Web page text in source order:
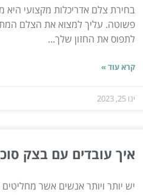
בחירת צלם אדריכלות מקצועי היא
פשוטה. עליך למצוא את הצלם
לתפוס את החזון שלך...
קרא עוד »
ינו 25, 2023
איך עובדים עם בצק
יש יותר ויותר אנשים אשר